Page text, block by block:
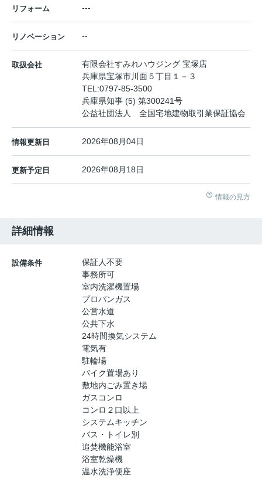
リフォーム ---
リノベーション --
取扱会社
有限会社すみれハウジング 宝塚店
兵庫県宝塚市川面５丁目１－３
TEL:0797-85-3500
兵庫県知事 (5) 第300241号
公益社団法人 全国宅地建物取引業保証協会
情報更新日 2026年08月04日
更新予定日 2026年08月18日
情報の見方
詳細情報
設備条件
保証人不要
事務所可
室内洗濯機置場
プロパンガス
公営水道
公共下水
24時間換気システム
電気有
駐輪場
バイク置場あり
敷地内ごみ置き場
ガスコンロ
コンロ２口以上
システムキッチン
バス・トイレ別
追焚機能浴室
浴室乾燥機
温水洗浄便座